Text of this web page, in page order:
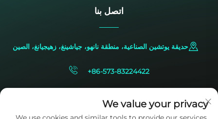
اتصل بنا
حديقة يوتشين الصناعية، منطقة نانهو، جياشينغ، زهيجيانغ، الصين
+86-573-83224422
We value your privacy